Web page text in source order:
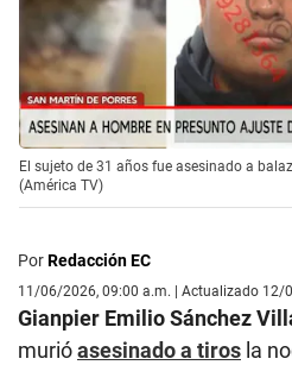
El sujeto de 31 años fue asesinado a
(América TV)
PorRedacción EC
11/06/2026, 09:00 a.m. | Actualizado 12/
Gianpier Emilio Sánchez
murióasesinado a tiros la